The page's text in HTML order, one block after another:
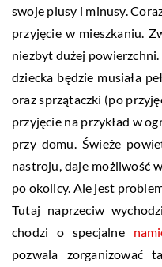
swoje plusy i minusy.
przyjęcie w mieszkaniu.
niezbyt dużej powierzchni.
dziecka będzie musiała
oraz sprzątaczki (po
przyjęcie na przykład w
przy domu. Świeże
nastroju, daje możliwość
po okolicy. Ale jest
Tutaj naprzeciw
chodzi o specjalne
pozwala zorganizować